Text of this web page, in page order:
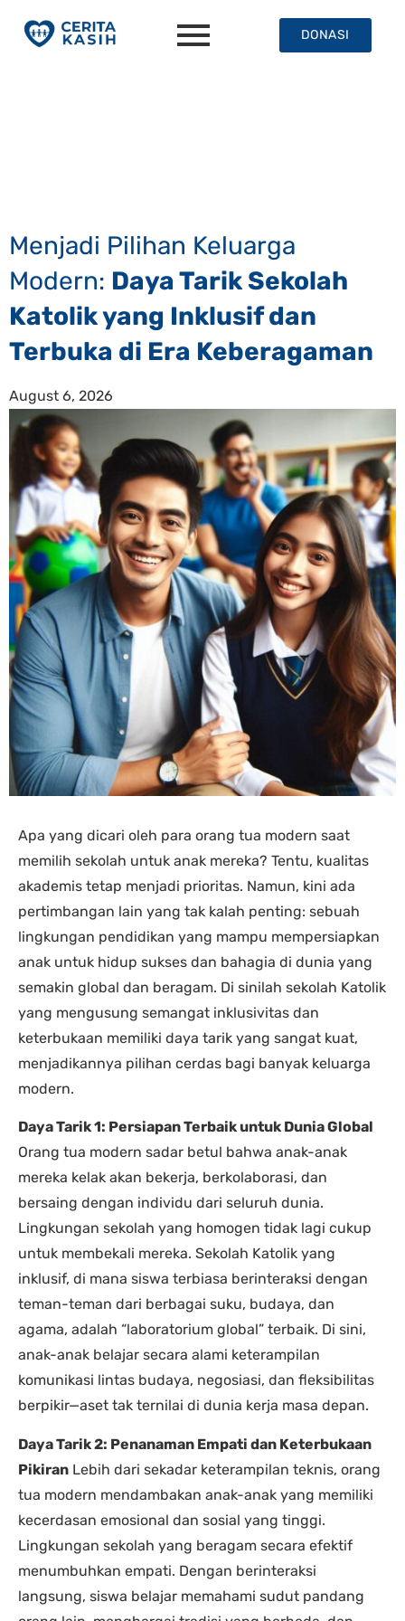
Menjadi Pilihan Keluarga
Modern: Daya Tarik Sekolah
Katolik yang Inklusif dan
Terbuka di Era Keberagaman
August 6, 2026
DONASI
Apa yang dicari oleh para orang tua modern saat
memilih sekolah untuk anak mereka? Tentu, kualitas
akademis tetap menjadi prioritas. Namun, kini ada
pertimbangan lain yang tak kalah penting: sebuah
lingkungan pendidikan yang mampu mempersiapkan
anak untuk hidup sukses dan bahagia di dunia yang
semakin global dan beragam. Di sinilah sekolah Katolik
yang mengusung semangat inklusivitas dan
keterbukaan memiliki daya tarik yang sangat kuat,
menjadikannya pilihan cerdas bagi banyak keluarga
modern.
Daya Tarik 1: Persiapan Terbaik untuk Dunia Global
Orang tua modern sadar betul bahwa anak-anak
mereka kelak akan bekerja, berkolaborasi, dan
bersaing dengan individu dari seluruh dunia.
Lingkungan sekolah yang homogen tidak lagi cukup
untuk membekali mereka. Sekolah Katolik yang
inklusif, di mana siswa terbiasa berinteraksi dengan
teman-teman dari berbagai suku, budaya, dan
agama, adalah “laboratorium global” terbaik. Di sini,
anak-anak belajar secara alami keterampilan
komunikasi lintas budaya, negosiasi, dan fleksibilitas
berpikir—aset tak ternilai di dunia kerja masa depan.
Daya Tarik 2: Penanaman Empati dan Keterbukaan
Pikiran Lebih dari sekadar keterampilan teknis, orang
tua modern mendambakan anak-anak yang memiliki
kecerdasan emosional dan sosial yang tinggi.
Lingkungan sekolah yang beragam secara efektif
menumbuhkan empati. Dengan berinteraksi
langsung, siswa belajar memahami sudut pandang